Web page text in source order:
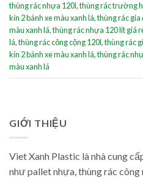
thùng rác nhựa 120l,thùng rác trường
kín 2 bánh xe màu xanh lá,thùng rác gia
màu xanh lá,thùng rác nhựa 120 lít giá
lá,thùng rác công cộng 120l,thùng rác
kín 2 bánh xe màu xanh lá,thùng rác
màu xanh lá
GIỚI THIỆU
Viet Xanh Plastic là nhà cung
như pallet nhựa, thùng rác công